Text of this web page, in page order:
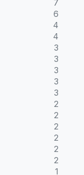
7
6
4
4
3
3
3
3
3
2
2
2
2
2
2
1